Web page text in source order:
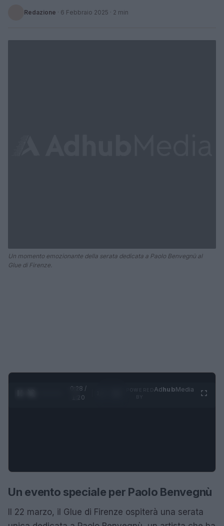
Redazione · 6 Febbraio 2025 · 2 min
Un momento emozionante della serata dedicata a Paolo Benvegnù al
Glue di Firenze.
0:28 /
1:20
AdhubMedia
Un evento speciale per Paolo Benvegnù
Il 22 marzo, il Glue di Firenze ospiterà una serata